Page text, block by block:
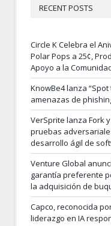
RECENT POSTS
Circle K Celebra el
Polar Pops a 25¢,
Apoyo a la
KnowBe4 lanza
amenazas de
VerSprite lanza Fork
pruebas
desarrollo ágil de
Venture Global
garantía preferente
la adquisición de
Capco, reconocida
liderazgo en IA